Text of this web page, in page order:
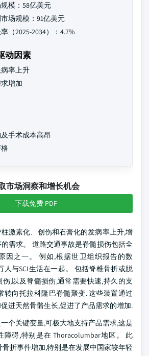
模：58亿美元
场规模：91亿美元
（2025-2034）：4.7%
动因素
率上升
增加
手术成本高昂
市场洞察和增长机会
下载免费 PDF
激素化、创伤和石膏化的发病率上升,增
需求。 道路交通事故是脊髓损伤包括全
因之一。 例如,根据世卫组织报告的数
人与SCI生活在一起。 包括脊椎骨折或脱
,以及脊髓损伤,通常需要快速,持久的支
转向托拉科隆巴脊髓聚变. 这些装置通过
进天然骨骼生长,促进了产品需求的增加.
个关键变量,可极大地支持产品需求,这是
障碍,特别是在 Thoracolumbar地区。 此
折事件增加,特别是在发展中国家较年轻